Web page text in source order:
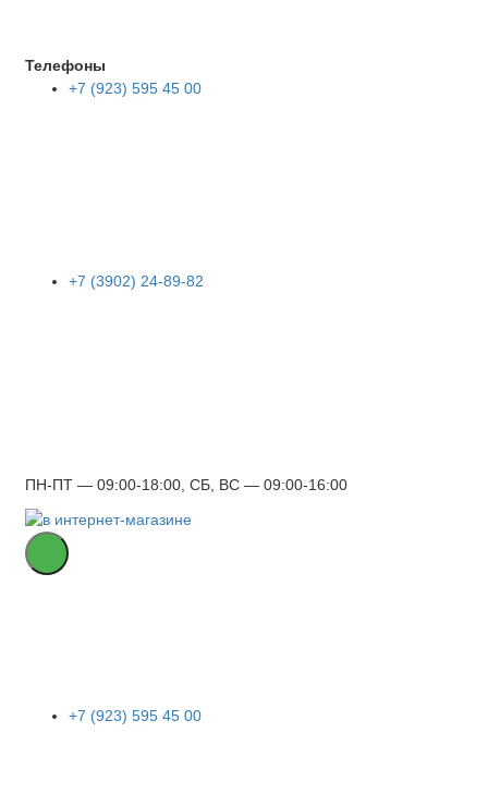
Телефоны
+7 (923) 595 45 00
+7 (3902) 24-89-82
ПН-ПТ — 09:00-18:00, СБ, ВС — 09:00-16:00
+7 (923) 595 45 00